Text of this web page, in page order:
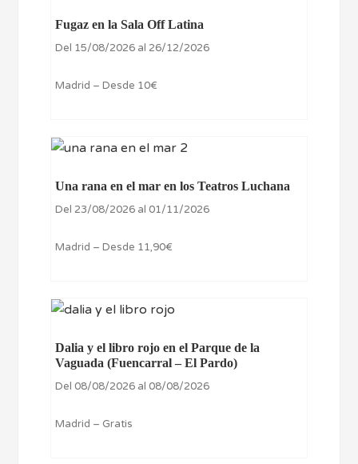
Fugaz en la Sala Off Latina
Del 15/08/2026 al 26/12/2026
Madrid – Desde 10€
Una rana en el mar en los Teatros Luchana
Del 23/08/2026 al 01/11/2026
Madrid – Desde 11,90€
Dalia y el libro rojo en el Parque de la
Vaguada (Fuencarral – El Pardo)
Del 08/08/2026 al 08/08/2026
Madrid – Gratis